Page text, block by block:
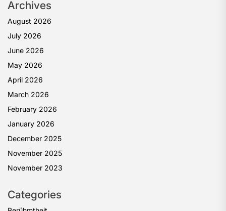
Archives
August 2026
July 2026
June 2026
May 2026
April 2026
March 2026
February 2026
January 2026
December 2025
November 2025
November 2023
Categories